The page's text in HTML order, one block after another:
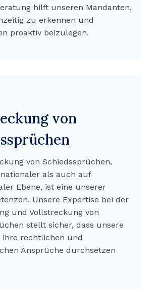
hilft unseren Mandanten,
zu erkennen und
proaktiv beizulegen.
von
von Schiedssprüchen,
als auch auf
Ebene, ist eine unserer
Unsere Expertise bei der
und Vollstreckung von
stellt sicher, dass unsere
ihre rechtlichen und
Ansprüche durchsetzen